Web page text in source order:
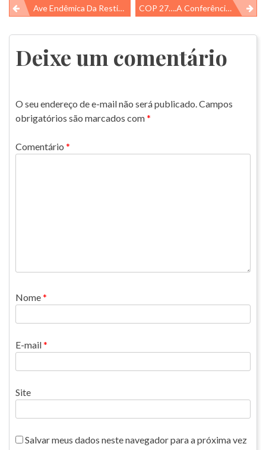
Navegação
de
Post
Ave Endêmica Da Restinga…. COP 27….a Conferência Das Partes
Deixe um comentário
O seu endereço de e-mail não será publicado.Campos
obrigatórios são marcados com*
Comentário *
Nome*
E-mail*
Site
Salvar meus dados neste navegador para a próxima vez